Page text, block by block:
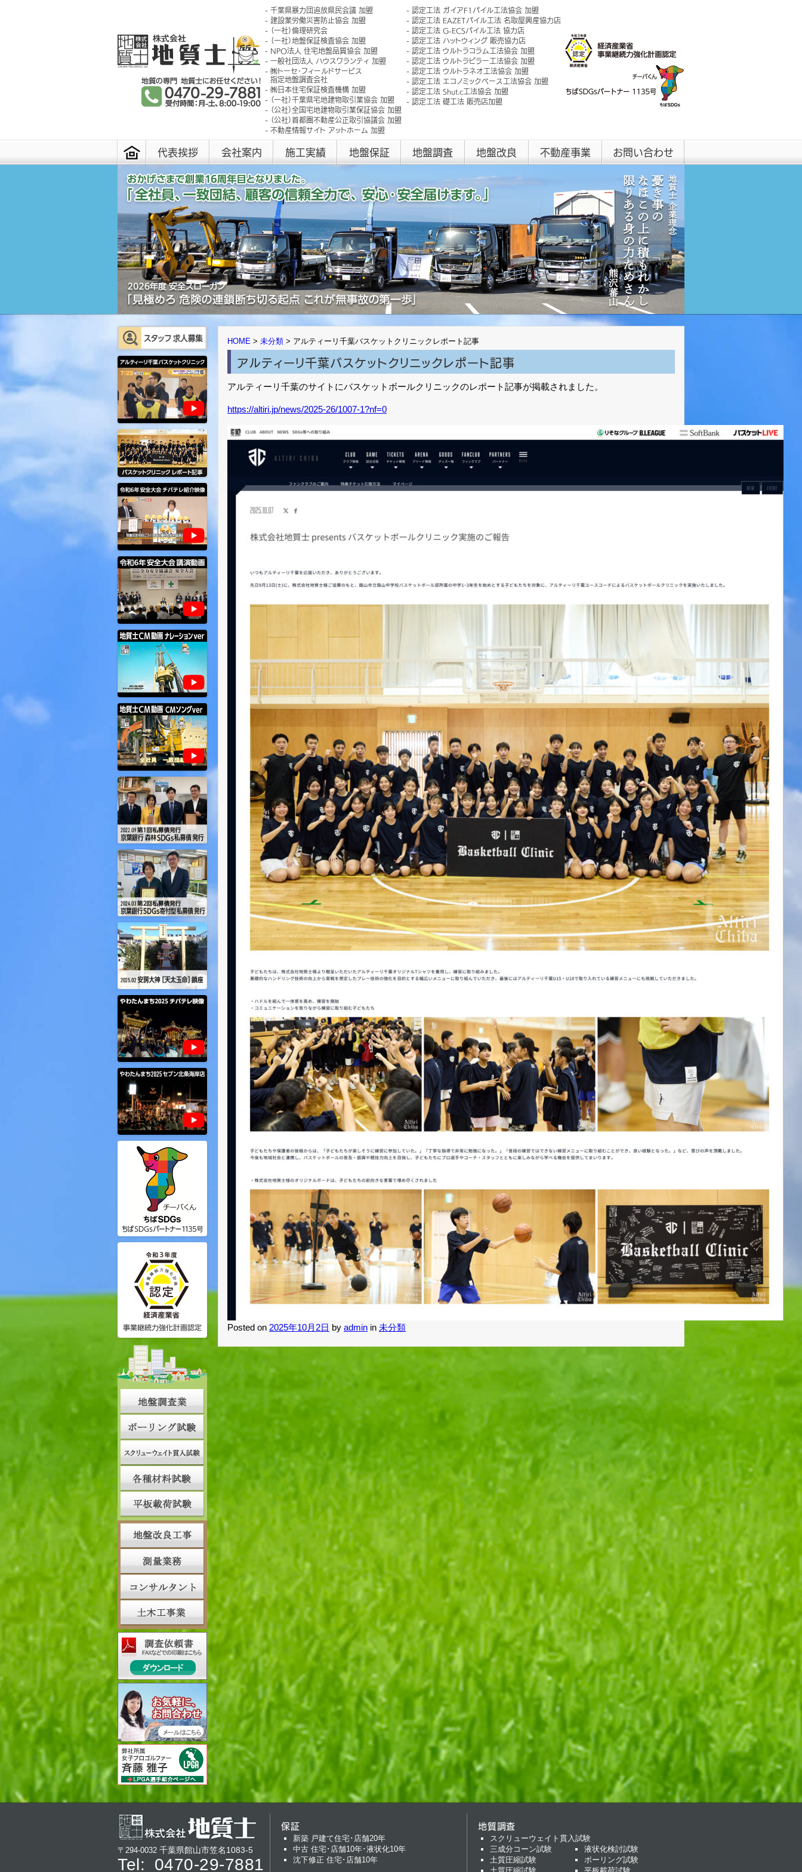
千葉県暴力団追放県民会議 加盟
建設業労働災害防止協会 加盟
（一社）倫理研究会
（一社）地盤保証検査協会 加盟
NPO法人 住宅地盤品質協会 加盟
一般社団法人 ハウスワランティ 加盟
㈱トーセ･フィールドサービス
指定地盤調査会社
㈱日本住宅保証検査機構 加盟
（一社）千葉県宅地建物取引業協会 加盟
（公社）全国宅地建物取引業保証協会 加盟
（公社）首都圏不動産公正取引協議会 加盟
不動産情報サイト アットホーム 加盟
認定工法 ガイアF1パイル工法協会 加盟
認定工法 EAZETパイル工法 名取屋興産協力店
認定工法 G-ECSパイル工法 協力店
認定工法 ハットウィング 販売協力店
認定工法 ウルトラコラム工法協会 加盟
認定工法 ウルトラピラー工法協会 加盟
認定工法 ウルトラネオ工法協会 加盟
認定工法 エコノミックベース工法協会 加盟
認定工法 Shut.c工法協会 加盟
認定工法 礎工法 販売店加盟
代表挨拶 会社案内 施工実績 地盤保証 地盤調査 地盤改良 不動産事業 お問い合わせ
HOME > 未分類 > アルティーリ千葉バスケットクリニックレポート記事
アルティーリ千葉バスケットクリニックレポート記事
アルティーリ千葉のサイトにバスケットボールクリニックのレポート記事が掲載されました。
https://altiri.jp/news/2025-26/1007-1?nf=0
Posted on 2025年10月2日 by admin in 未分類
〒294-0032 千葉県館山市笠名1083-5
Tel: 0470-29-7881
保証
新築 戸建て住宅･店舗20年
中古 住宅･店舗10年･液状化10年
沈下修正 住宅･店舗10年
地質調査
スクリューウェイト貫入試験
三成分コーン試験
液状化検討試験
土質圧縮試験
ボーリング試験